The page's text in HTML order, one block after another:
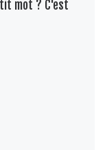
mot ? C'est